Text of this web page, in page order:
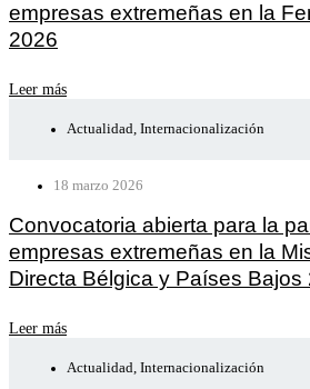
empresas extremeñas en la
2026
Leer más
Actualidad, Internacionalización
18 marzo 2026
Convocatoria abierta para la
empresas extremeñas en la
Directa Bélgica y Países Bajos
Leer más
Actualidad, Internacionalización